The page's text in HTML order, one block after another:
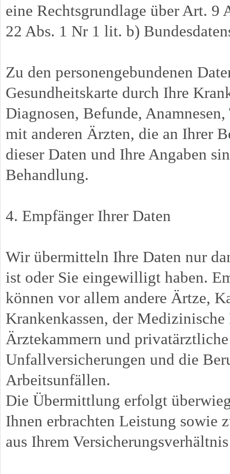
eine Rechtsgrundlage über Art.
22 Abs. 1 Nr 1 lit. b)
Zu den personengebundenen
Gesundheitskarte durch Ihre
Diagnosen, Befunde,
mit anderen Ärzten, die an Ihrer
dieser Daten und Ihre Angaben
Behandlung.
4. Empfänger Ihrer Daten
Wir übermitteln Ihre Daten nur
ist oder Sie eingewilligt haben.
können vor allem andere Ärtze,
Krankenkassen, der
Ärztekammern und
Unfallversicherungen und die
Arbeitsunfällen.
Die Übermittlung erfolgt
Ihnen erbrachten Leistung sowie
aus Ihrem